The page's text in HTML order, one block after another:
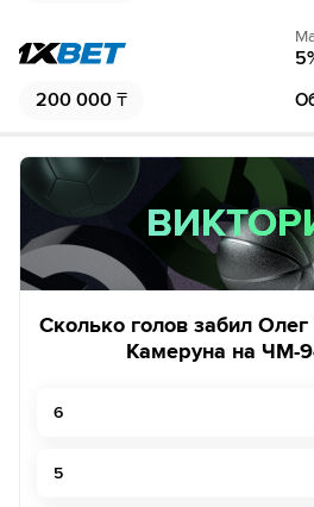
Если качество предоставляемых услуг
можете отвязать карту для
200 000 ₸
5
Сколько голов забил
Камеруна на ЧМ-
6
5